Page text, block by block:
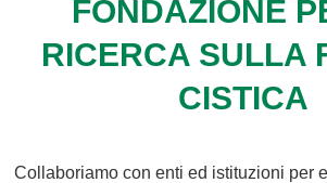
FONDAZIONE
RICERCA SULLA
CISTICA
Collaboriamo con enti ed istituzioni per